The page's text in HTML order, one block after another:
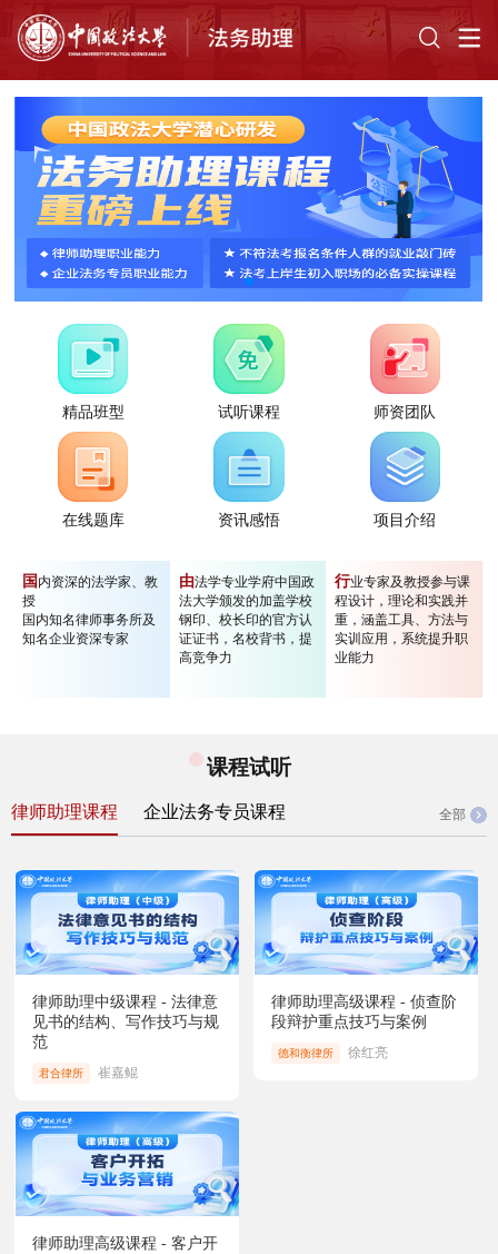
精品班型 试听课程 师资团队
在线题库 资讯感悟 项目介绍
国 内资深的法学家、教
授
国内知名律师事务所及
知名企业资深专家
由法学专业学府中国政
法大学颁发的加盖学校
钢印、校长印的官方认
证证书，名校背书，提
高竞争力
行业专家及教授参与课
程设计，理论和实践并
重，涵盖工具、方法与
实训应用，系统提升职
业能力
课程试听
律师助理课程 企业法务专员课程 全部
律师助理中级课程 - 法律意
见书的结构、写作技巧与规
范
君合律所 崔嘉鲲
律师助理高级课程 - 侦查阶
段辩护重点技巧与案例
德和衡律所 徐红亮
律师助理高级课程 - 客户开